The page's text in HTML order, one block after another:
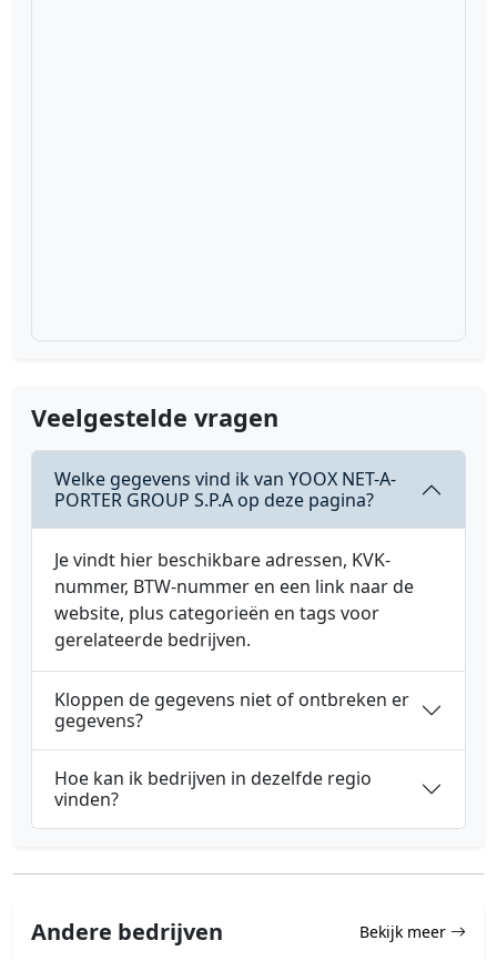
Veelgestelde vragen
Welke gegevens vind ik van YOOX NET-A-
PORTER GROUP S.P.A op deze pagina?
Je vindt hier beschikbare adressen, KVK-
nummer, BTW-nummer en een link naar de
website, plus categorieën en tags voor
gerelateerde bedrijven.
Kloppen de gegevens niet of ontbreken er
gegevens?
Hoe kan ik bedrijven in dezelfde regio
vinden?
Andere bedrijven Bekijk meer